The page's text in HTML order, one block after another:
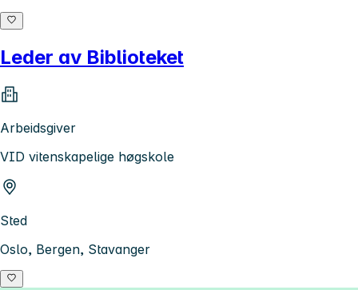
Leder av Biblioteket
Arbeidsgiver
VID vitenskapelige høgskole
Sted
Oslo, Bergen, Stavanger